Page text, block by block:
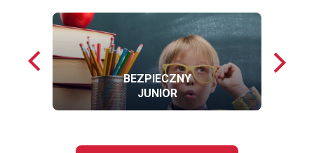
Poprzednie
loga
BEZPIECZNY
JUNIOR
loga